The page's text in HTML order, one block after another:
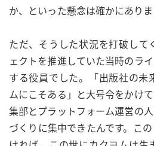
か、といった懸念は確かにありま
ただ、そうした状況を打破して
ェクトを推進していた当時のラ
する役員でした。「出版社の未
ムにこそある」と大号令をかけ
集部とプラットフォーム運営の
づくりに集中できたんです。こ